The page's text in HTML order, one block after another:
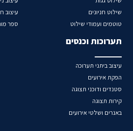
שילוט חניונים
טוטמים ועמודי שילוט
עיצוב
ספר
תערוכות וכנסים
עיצוב ביתני תערוכה
הפקת אירועים
סטנדים ודוכני תצוגה
קירות תצוגה
באנרים ושלטי אירועים